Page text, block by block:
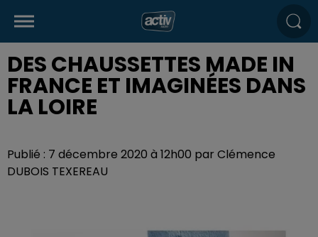
DES CHAUSSETTES MADE IN
FRANCE ET IMAGINÉES DANS
LA LOIRE
Publié : 7 décembre 2020 à 12h00 par Clémence
DUBOIS TEXEREAU